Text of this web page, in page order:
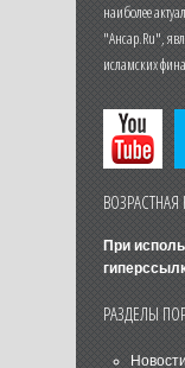
наиболее
"Ансар.Ru",
исламских
ВОЗРАСТНАЯ
При
РАЗДЕЛЫ
Новости